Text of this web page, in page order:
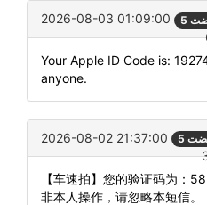
2026-08-03 01:09:00 مضت
Your Apple ID Code is:
anyone.
2026-08-02 21:37:00 مضت
【车速拍】您的验证码为：
非本人操作，请忽略本短信。